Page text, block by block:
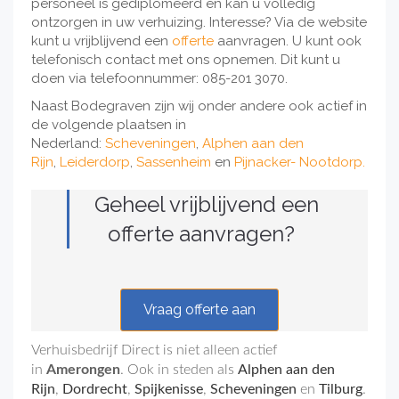
personeel is gediplomeerd en kan u volledig
ontzorgen in uw verhuizing. Interesse? Via de website
kunt u vrijblijvend een offerte aanvragen. U kunt ook
telefonisch contact met ons opnemen. Dit kunt u
doen via telefoonnummer: 085-201 3070.
Naast Bodegraven zijn wij onder andere ook actief in
de volgende plaatsen in
Nederland: Scheveningen, Alphen aan den
Rijn, Leiderdorp, Sassenheim en Pijnacker- Nootdorp.
Geheel vrijblijvend een
offerte aanvragen?
Vraag offerte aan
Verhuisbedrijf Direct is niet alleen actief
in Amerongen. Ook in steden als Alphen aan den
Rijn, Dordrecht, Spijkenisse, Scheveningen en Tilburg.